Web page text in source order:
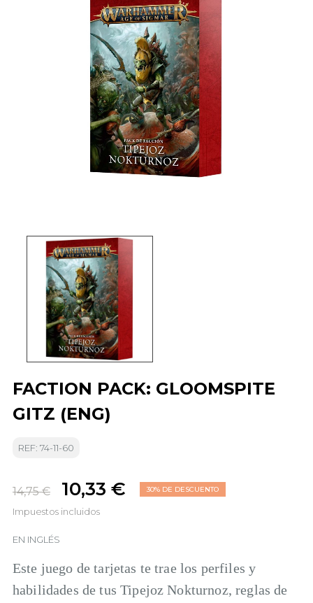
FACTION PACK: GLOOMSPITE
GITZ (ENG)
REF: 74-11-60
14,75 € 10,33 € 30% DE DESCUENTO
Impuestos incluidos
EN INGLÉS
Este juego de tarjetas te trae los perfiles y
habilidades de tus Tipejoz Nokturnoz, reglas de